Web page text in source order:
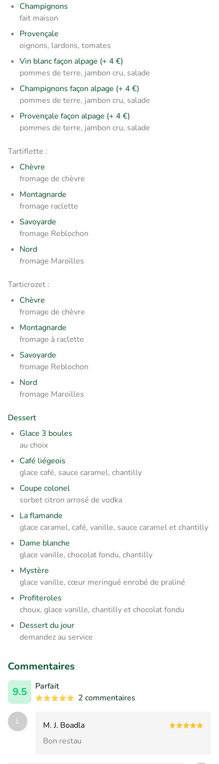
Champignons
fait maison
Provençale
oignons, lardons, tomates
Vin blanc façon alpage (+ 4 €)
pommes de terre, jambon cru, salade
Champignons façon alpage (+ 4 €)
pommes de terre, jambon cru, salade
Provençale façon alpage (+ 4 €)
pommes de terre, jambon cru, salade
Tartiflette :
Chèvre
fromage de chèvre
Montagnarde
fromage raclette
Savoyarde
fromage Reblochon
Nord
fromage Maroilles
Tarticrozet :
Chèvre
fromage de chèvre
Montagnarde
fromage à raclette
Savoyarde
fromage Reblochon
Nord
fromage Maroilles
Dessert
Glace 3 boules
au choix
Café liégeois
glace café, sauce caramel, chantilly
Coupe colonel
sorbet citron arrosé de vodka
La flamande
glace caramel, café, vanille, sauce caramel et chantilly
Dame blanche
glace vanille, chocolat fondu, chantilly
Mystère
glace vanille, cœur meringué enrobé de praliné
Profiteroles
choux, glace vanille, chantilly et chocolat fondu
Dessert du jour
demandez au service
Commentaires
9.5
Parfait
2 commentaires
J.
M. J. Boadla
Bon restau